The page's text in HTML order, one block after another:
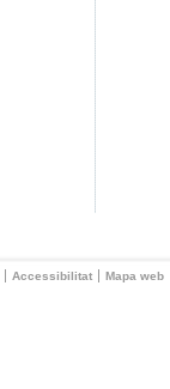
Accessibilitat Mapa web